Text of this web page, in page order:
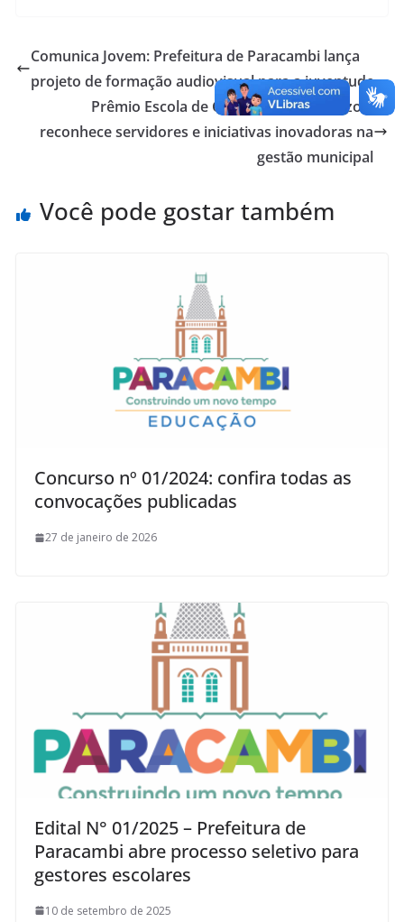
Comunica Jovem: Prefeitura de Paracambi lança
projeto de formação audiovisual para a juventude
Prêmio Escola de Governo Leonel Brizola
reconhece servidores e iniciativas inovadoras na
gestão municipal
Você pode gostar também
Concurso nº 01/2024: confira todas as
convocações publicadas
27 de janeiro de 2026
Edital N° 01/2025 – Prefeitura de
Paracambi abre processo seletivo para
gestores escolares
10 de setembro de 2025